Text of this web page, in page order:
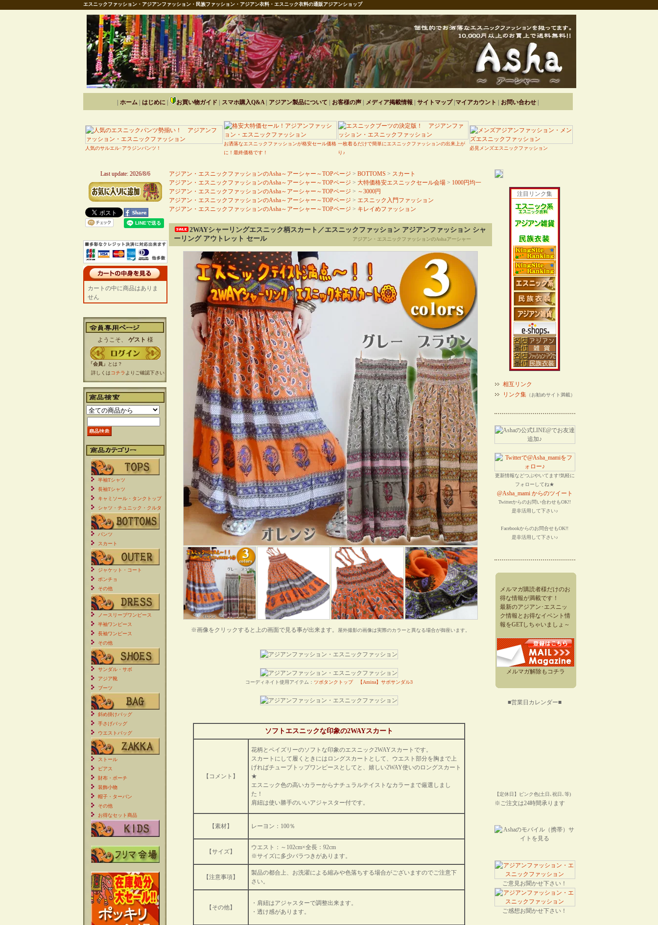
エスニックファッション・アジアンファッション・民族ファッション・アジアン衣料・エスニック衣料の通販アジアンショップ
ホーム| はじめに| お買い物ガイド スマホ購入Q&A| アジアン製品について お客様の声| メディア掲載情報 サイトマップ| マイアカウント お問い合わせ|
人気のサルエル･アラジンパンツ！
お洒落なエスニックファッションが格安セール価格
に！最終価格です！
一枚着るだけで簡単にエスニックファッションの出来上が
り♪
必見メンズエスニックファッション
アジアン・エスニックファッションのAsha～アーシャー～TOPページ > BOTTOMS > スカート
アジアン・エスニックファッションのAsha～アーシャー～TOPページ > 大特価格安エスニックセール会場 > 1000円均一
アジアン・エスニックファッションのAsha～アーシャー～TOPページ > ～3000円
アジアン・エスニックファッションのAsha～アーシャー～TOPページ > エスニック入門ファッション
アジアン・エスニックファッションのAsha～アーシャー～TOPページ > キレイめファッション
2WAYシャーリングエスニック柄スカート／エスニックファッション アジアンファッション シャ
ーリング アウトレット セール
アジアン・エスニックファッションのAshaアーシャー
※画像をクリックすると上の画面で見る事が出来ます。 屋外撮影の画像は実際のカラーと異なる場合が御座います。
コーディネイト使用アイテム： ツボタンクトップ 【Amina】サボサンダル3
ソフトエスニックな印象の2WAYスカート
【コメント】
花柄とペイズリーのソフトな印象のエスニック2WAYスカートです。
スカートにして履くときにはロングスカートとして、ウエスト部分を胸まで上
げればチューブトップワンピースとしてと、嬉しい2WAY使いのロングスカート
★
エスニック色の高いカラーからナチュラルテイストなカラーまで厳選しまし
た！
肩紐は使い勝手のいいアジャスター付です。
【素材】 レーヨン：100％
【サイズ】
ウエスト：～102cm×全長：92cm
※サイズに多少バラつきがあります。
【注意事項】
製品の都合上、お洗濯による縮みや色落ちする場合がございますのでご注意下
さい。
【その他】
・肩紐はアジャスターで調整出来ます。
・透け感があります。
Last update: 2026/8/6
カートの中に商品はありま
せん
ようこそ、 ゲスト 様
「会員」
とは？
詳しくはコチラ よりご確認下さい
半袖Tシャツ
長袖Tシャツ
キャミソール・タンクトップ
シャツ・チュニック・クルタ
パンツ
スカート
ジャケット・コート
ポンチョ
その他
ノースリーブワンピース
半袖ワンピース
長袖ワンピース
その他
サンダル・サボ
アジア靴
ブーツ
斜め掛けバッグ
手さげバッグ
ウエストバッグ
ストール
ピアス
財布・ポーチ
装飾小物
帽子・ターバン
その他
お得なセット商品
注目リンク集
相互リンク
リンク集（お勧めサイト満載）
更新情報などつぶやいてます!気軽に
フォローしてね★
@Asha_mami からのツイート
Twitterからのお問い合わせもOK!!
是非活用して下さい♪
Facebookからのお問合せもOK!!
是非活用して下さい♪
メルマガ購読者様だけのお
得な情報が満載です！
最新のアジアン･エスニッ
ク情報とお得なイベント情
報をGETしちゃいましょ～
メルマガ解除もコチラ
■営業日カレンダー■
【定休日】ピンク色(土日､祝日､等)
※ご注文は24時間承ります
ご意見お聞かせ下さい！
ご感想お聞かせ下さい！